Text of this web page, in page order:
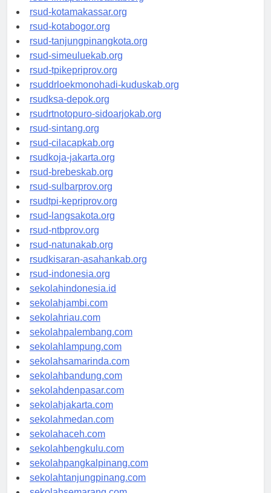
rsud-limapuluhkotakab.org
rsud-kotamakassar.org
rsud-kotabogor.org
rsud-tanjungpinangkota.org
rsud-simeuluekab.org
rsud-tpikepriprov.org
rsuddrloekmonohadi-kuduskab.org
rsudksa-depok.org
rsudrtnotopuro-sidoarjokab.org
rsud-sintang.org
rsud-cilacapkab.org
rsudkoja-jakarta.org
rsud-brebeskab.org
rsud-sulbarprov.org
rsudtpi-kepriprov.org
rsud-langsakota.org
rsud-ntbprov.org
rsud-natunakab.org
rsudkisaran-asahankab.org
rsud-indonesia.org
sekolahindonesia.id
sekolahjambi.com
sekolahriau.com
sekolahpalembang.com
sekolahlampung.com
sekolahsamarinda.com
sekolahbandung.com
sekolahdenpasar.com
sekolahjakarta.com
sekolahmedan.com
sekolahaceh.com
sekolahbengkulu.com
sekolahpangkalpinang.com
sekolahtanjungpinang.com